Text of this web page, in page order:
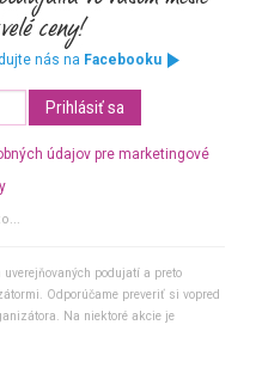
nás na Facebooku
údajov pre marketingové
podujatí a preto
Odporúčame preveriť si vopred
Na niektoré akcie je